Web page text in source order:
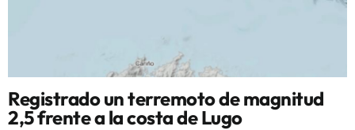
Registrado un terremoto de magnitud
2,5 frente a la costa de Lugo